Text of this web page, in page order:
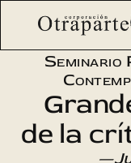
Saltar
contenido
Otraparte.org/
Seminario
de la